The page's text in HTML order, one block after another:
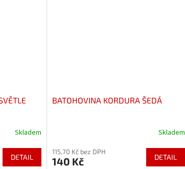
Skladem
DETAIL
BATOHOVINA KORDURA ŠEDÁ
Skladem
115,70 Kč bez DPH
140 Kč DETAIL